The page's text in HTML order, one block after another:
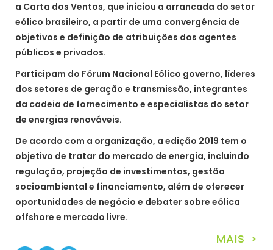
a Carta dos Ventos, que iniciou a arrancada do setor
eólico brasileiro, a partir de uma convergência de
objetivos e definição de atribuições dos agentes
públicos e privados.
Participam do Fórum Nacional Eólico governo, líderes
dos setores de geração e transmissão, integrantes
da cadeia de fornecimento e especialistas do setor
de energias renováveis.
De acordo com a organização, a edição 2019 tem o
objetivo de tratar do mercado de energia, incluindo
regulação, projeção de investimentos, gestão
socioambiental e financiamento, além de oferecer
oportunidades de negócio e debater sobre eólica
offshore e mercado livre.
MAIS >